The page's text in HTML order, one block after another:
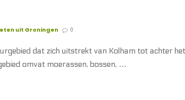
uit Groningen 0
dat zich uitstrekt van Kolham tot achter
omvat moerassen, bossen, …